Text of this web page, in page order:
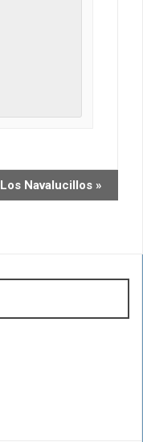
Los Navalucillos »